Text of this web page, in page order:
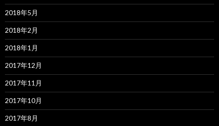
2018年5月
2018年2月
2018年1月
2017年12月
2017年11月
2017年10月
2017年8月